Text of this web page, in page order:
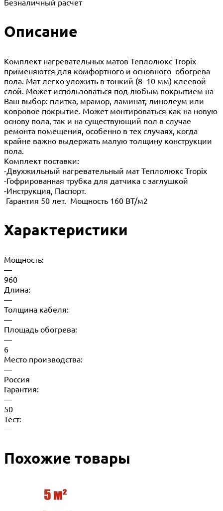
Безналичный расчет
Описание
Комплект нагревательных матов Теплолюкс Tropix
применяются для комфортного и основного обогрева
пола. Мат легко уложить в тонкий (8–10 мм) клеевой
слой. Может использоваться под любым покрытием на
Ваш выбор: плитка, мрамор, ламинат, линолеум или
ковровое покрытие. Может монтироваться как на новую
основу пола, так и на существующий пол в случае
ремонта помещения, особенно в тех случаях, когда
крайне важно выдержать малую толщину конструкции
пола.
Комплект поставки:
-Двухжильный нагревательный мат Теплолюкс Tropix
-Гофрированная трубка для датчика с заглушкой
-Инструкция, Паспорт.
Гарантия 50 лет. Мощность 160 ВТ/м2
Характеристики
Мощность:
—
960
Длина:
—
Толщина кабеля:
—
Площадь обогрева:
—
6
Место производства:
—
Россия
Гарантия:
—
50
Тест:
—
Похожие товары